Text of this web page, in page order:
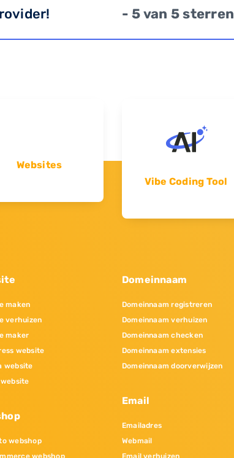
- 5 van 5
Websites
Vibe Coding Tool
maken
verhuizen
maker
website
website
webshop
webshop
Domeinnaam
Domeinnaam registreren
Domeinnaam verhuizen
Domeinnaam checken
Domeinnaam extensies
Domeinnaam doorverwijzen
Email
Emailadres
Webmail
Email verhuizen